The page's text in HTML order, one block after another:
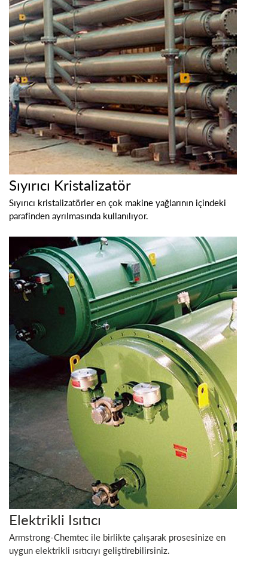
Sıyırıcı Kristalizatör
Sıyırıcı kristalizatörler en çok makine yağlarının içindeki
parafinden ayrılmasında kullanılıyor.
Elektrikli Isıtıcı
Armstrong-Chemtec ile birlikte çalışarak prosesinize en
uygun elektrikli ısıtıcıyı geliştirebilirsiniz.